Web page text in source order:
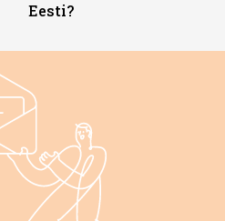
Eesti?